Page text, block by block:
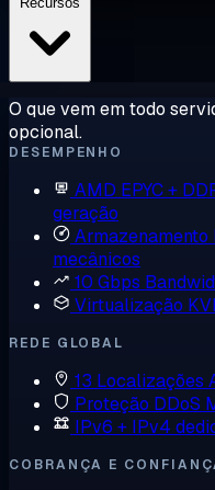
O que vem em todo
opcional.
DESEMPENHO
AMD EPYC +
geração
Armazenamento
mecânicos
10 Gbps
Virtualização
REDE GLOBAL
13 Localizações
Proteção DDoS
IPv6 + IPv4
COBRANÇA E